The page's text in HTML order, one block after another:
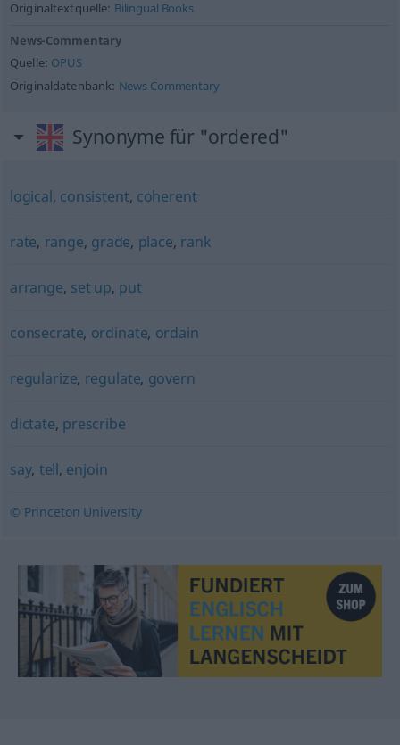
Originaltextquelle: Bilingual Books
News-Commentary
Quelle: OPUS
Originaldatenbank: News Commentary
Synonyme für "ordered"
logical, consistent, coherent
rate, range, grade, place, rank
arrange, set up, put
consecrate, ordinate, ordain
regularize, regulate, govern
dictate, prescribe
say, tell, enjoin
© Princeton University